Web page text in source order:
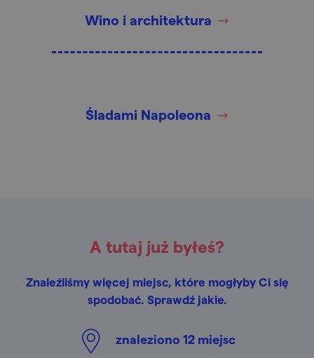
Wino i architektura
Śladami Napoleona
A tutaj już byłeś?
Znaleźliśmy więcej miejsc, które mogłyby Ci się
spodobać. Sprawdź jakie.
znaleziono 12 miejsc